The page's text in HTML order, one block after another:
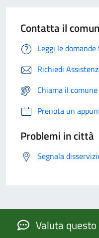
Contatta il
Leggi le
Richiedi
Chiama il
Prenota un
Problemi in città
Segnala
Valuta